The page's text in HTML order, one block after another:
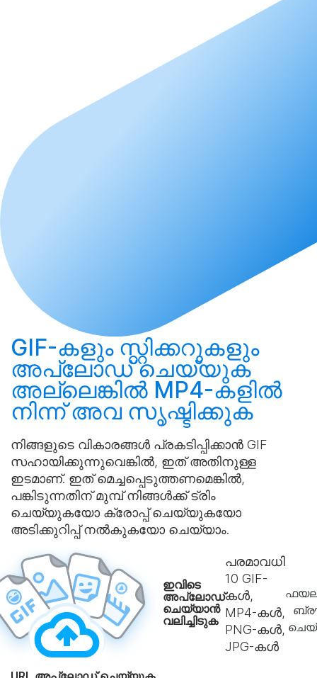
GIF-കളും സ്റ്റിക്കറുകളും
അപ്‌ലോഡ് ചെയ്യുക
അല്ലെങ്കിൽ MP4-കളിൽ
നിന്ന് അവ സൃഷ്ടിക്കുക
നിങ്ങളുടെ വികാരങ്ങൾ പ്രകടിപ്പിക്കാൻ GIF
സഹായിക്കുന്നുവെങ്കിൽ, ഇത് അതിനുള്ള
ഇടമാണ്. ഇത് മെച്ചപ്പെടുത്തണമെങ്കിൽ,
പങ്കിടുന്നതിന് മുമ്പ് നിങ്ങൾക്ക് ട്രിം
ചെയ്യുകയോ ക്രോപ്പ് ചെയ്യുകയോ
അടിക്കുറിപ്പ് നൽകുകയോ ചെയ്യാം.
ഇവിടെ
അപ്‌ലോഡ്
ചെയ്യാൻ
വലിച്ചിടുക
പരമാവധി
10 GIF-
കൾ,
MP4-കൾ,
PNG-കൾ,
JPG-കൾ